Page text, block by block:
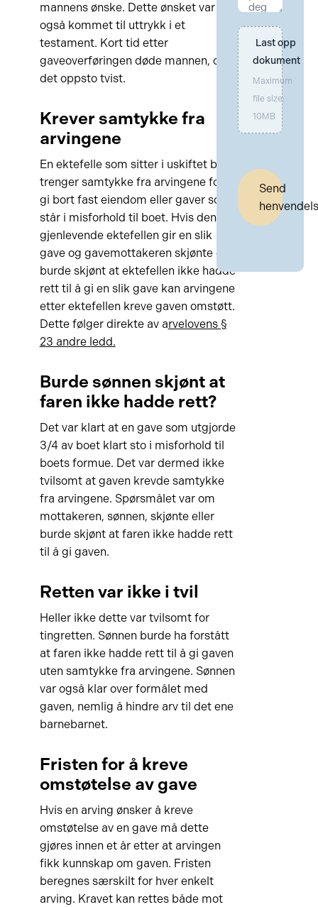
mannens ønske. Dette ønsket var
også kommet til uttrykk i et
testament. Kort tid etter
gaveoverføringen døde mannen, og
det oppsto tvist.
Krever samtykke fra
arvingene
En ektefelle som sitter i uskiftet bo
trenger samtykke fra arvingene for å
gi bort fast eiendom eller gaver som
står i misforhold til boet. Hvis den
gjenlevende ektefellen gir en slik
gave og gavemottakeren skjønte eller
burde skjønt at ektefellen ikke hadde
rett til å gi en slik gave kan arvingene
etter ektefellen kreve gaven omstøtt.
Dette følger direkte av arvelovens §
23 andre ledd.
Burde sønnen skjønt at
faren ikke hadde rett?
Det var klart at en gave som utgjorde
3/4 av boet klart sto i misforhold til
boets formue. Det var dermed ikke
tvilsomt at gaven krevde samtykke
fra arvingene. Spørsmålet var om
mottakeren, sønnen, skjønte eller
burde skjønt at faren ikke hadde rett
til å gi gaven.
Retten var ikke i tvil
Heller ikke dette var tvilsomt for
tingretten. Sønnen burde ha forstått
at faren ikke hadde rett til å gi gaven
uten samtykke fra arvingene. Sønnen
var også klar over formålet med
gaven, nemlig å hindre arv til det ene
barnebarnet.
Fristen for å kreve
omstøtelse av gave
Hvis en arving ønsker å kreve
omstøtelse av en gave må dette
gjøres innen et år etter at arvingen
fikk kunnskap om gaven. Fristen
beregnes særskilt for hver enkelt
arving. Kravet kan rettes både mot
Last opp
dokument
Maximum
file size:
10MB
Send